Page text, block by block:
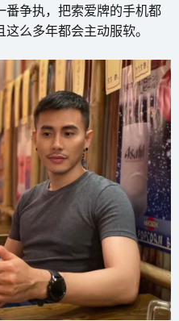
争执，把索爱牌的手机都
么多年都会主动服软。